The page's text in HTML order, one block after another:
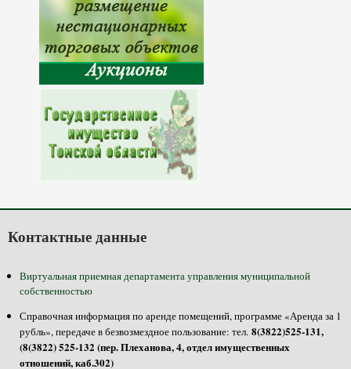
Контактные данные
Виртуальная приемная департамента управления муниципальной
собственностью
Справочная информация по аренде помещений, программе «Аренда за 1
рубль», передаче в безвозмездное пользование: тел. 8(3822)525-131,
(8(3822) 525-132 (пер. Плеханова, 4, отдел имущественных
отношений, каб.302)